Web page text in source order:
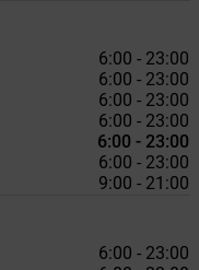
6:00 - 23:00
6:00 - 23:00
6:00 - 23:00
6:00 - 23:00
6:00 - 23:00
6:00 - 23:00
9:00 - 21:00
6:00 - 23:00